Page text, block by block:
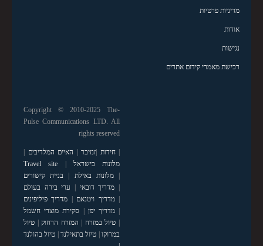
מדיניות פרטיות
אודות
נגישות
רכישת מאמרי קידום אתרים
Copyright © 2010-2025 The-
Pulse Communications LTD. All
rights reserved
|חידות |זנזיבר | האיים המלדיבים |
מלונות בישראל |
Travel site
|מלונות באילת | בניית קישורים
| מדריך דובאי | ערי בירה בעולם
|מדריך ויטנאם | מדריך פיליפינים
|מדריך יפן | סקירת מוצרי חשמל
| טיול במזרח | המזרח הרחוק| טיול
במרוקו| טיול בתאילנד| טיול בהולנד